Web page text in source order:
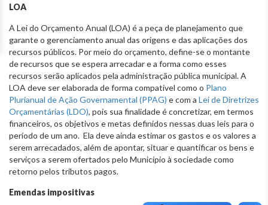
LOA
A Lei do Orçamento Anual (LOA) é a peça de planejamento que
garante o gerenciamento anual das origens e das aplicações dos
recursos públicos. Por meio do orçamento, define-se o montante
de recursos que se espera arrecadar e a forma como esses
recursos serão aplicados pela administração pública municipal. A
LOA deve ser elaborada de forma compatível como o Plano
Plurianual de Ação Governamental (PPAG) e com a Lei de Diretrizes
Orçamentárias (LDO), pois sua finalidade é concretizar, em termos
financeiros, os objetivos e metas definidos nessas duas leis para o
período de um ano. Ela deve ainda estimar os gastos e os valores a
serem arrecadados, além de apontar, situar e quantificar os bens e
serviços a serem ofertados pelo Município à sociedade como
retorno pelos tributos pagos.
Emendas impositivas